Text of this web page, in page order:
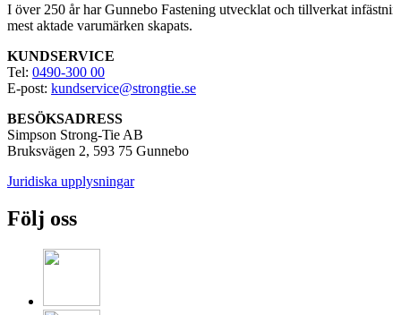
I över 250 år har Gunnebo Fastening utvecklat och tillverkat
mest aktade varumärken skapats.
KUNDSERVICE
Tel: 0490-300 00
E-post: kundservice@strongtie.se
BESÖKSADRESS
Simpson Strong-Tie AB
Bruksvägen 2, 593 75 Gunnebo
Juridiska upplysningar
Följ oss